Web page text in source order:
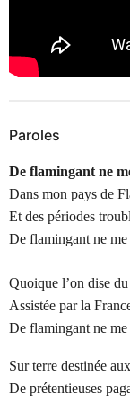
Paroles
De flamingant ne
Dans mon pays de
Et des périodes
De flamingant ne me
Quoique l’on dise
Assistée par la
De flamingant ne me
Sur terre destinée
De prétentieuses